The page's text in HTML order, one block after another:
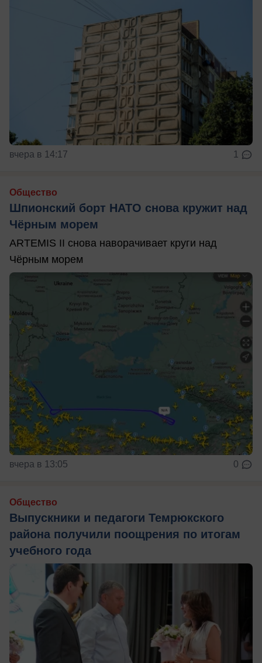
вчера в 14:17 1
Общество
Шпионский борт НАТО снова кружит над
Чёрным морем
ARTEMIS II снова наворачивает круги над
Чёрным морем
вчера в 13:05 0
Общество
Выпускники и педагоги Темрюкского
района получили поощрения по итогам
учебного года